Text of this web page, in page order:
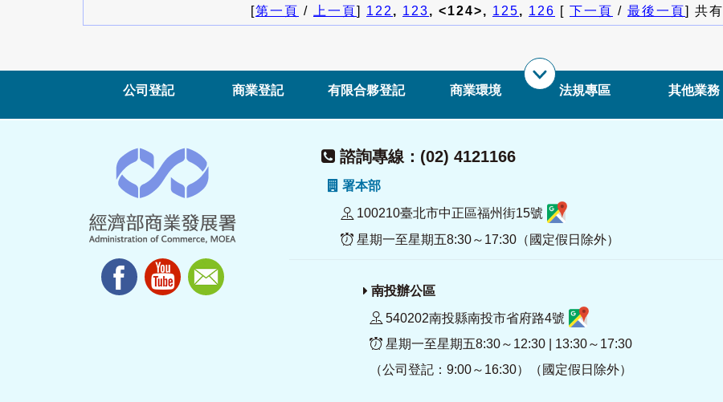
[第一頁 / 上一頁] 122, 123, <124>, 125, 126 [ 下一頁 / 最後一頁] 共有
公司登記 商業登記 有限合夥登記 商業環境 法規專區 其他業務
諮詢專線：(02) 4121166
署本部
100210臺北市中正區福州街15號
星期一至星期五8:30～17:30（國定假日除外）
南投辦公區
540202南投縣南投市省府路4號
星期一至星期五8:30～12:30 | 13:30～17:30
（公司登記：9:00～16:30）（國定假日除外）